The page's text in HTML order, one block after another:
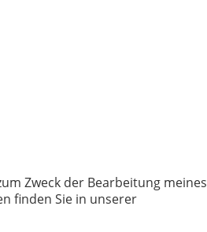
Zweck der Bearbeitung meines
finden Sie in unserer